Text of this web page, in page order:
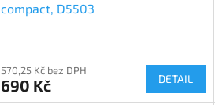
compact, D5503
570,25 Kč bez DPH
690 Kč DETAIL